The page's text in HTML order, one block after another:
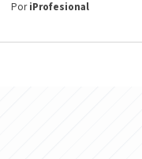
PoriProfesional